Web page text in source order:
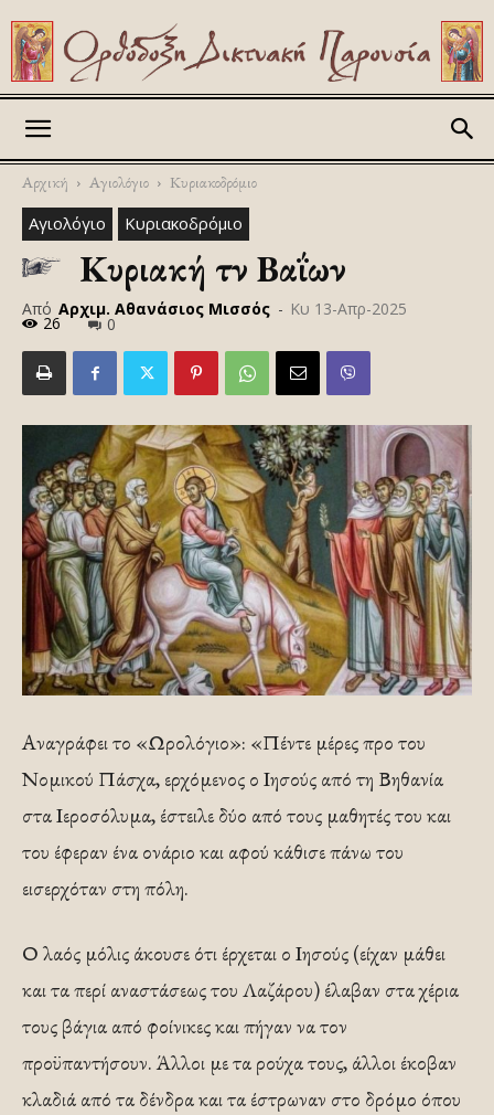
Αρχική Αγιολόγιο Κυριακοδρόμιο
Αγιολόγιο Κυριακοδρόμιο
Κυριακή τῶν Βαΐων
Από Αρχιμ. Αθανάσιος Μισσός - Κυ 13-Απρ-2025
26 0
Αναγράφει το «Ωρολόγιο»: «Πέντε μέρες προ του
Νομικού Πάσχα, ερχόμενος ο Ιησούς από τη Βηθανία
στα Ιεροσόλυμα, έστειλε δύο από τους μαθητές του και
του έφεραν ένα ονάριο και αφού κάθισε πάνω του
εισερχόταν στη πόλη.
Ο λαός μόλις άκουσε ότι έρχεται ο Ιησούς (είχαν μάθει
και τα περί αναστάσεως του Λαζάρου) έλαβαν στα χέρια
τους βάγια από φοίνικες και πήγαν να τον
προϋπαντήσουν. Άλλοι με τα ρούχα τους, άλλοι έκοβαν
κλαδιά από τα δένδρα και τα έστρωναν στο δρόμο όπου